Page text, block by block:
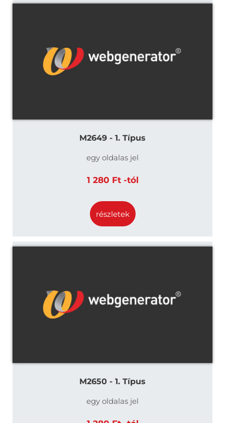
M2649 - 1. Típus
egy oldalas jel
1 280 Ft -tól
részletek
M2650 - 1. Típus
egy oldalas jel